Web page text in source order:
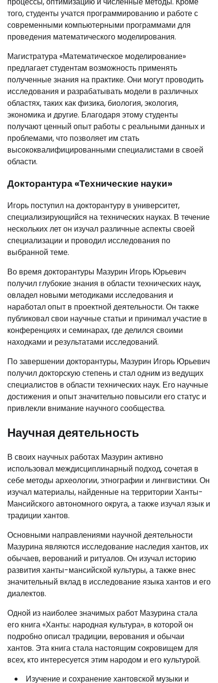
того, студенты учатся программированию и работе с
современными компьютерными программами для
проведения математического моделирования.
Магистратура «Математическое моделирование»
предлагает студентам возможность применять
полученные знания на практике. Они могут проводить
исследования и разрабатывать модели в различных
областях, таких как физика, биология, экология,
экономика и другие. Благодаря этому студенты
получают ценный опыт работы с реальными данных и
проблемами, что позволяет им стать
высококвалифицированными специалистами в своей
области.
Докторантура «Технические науки»
Игорь поступил на докторантуру в университет,
специализирующийся на технических науках. В течение
нескольких лет он изучал различные аспекты своей
специализации и проводил исследования по
выбранной теме.
Во время докторантуры Мазурин Игорь Юрьевич
получил глубокие знания в области технических наук,
овладел новыми методиками исследования и
наработал опыт в проектной деятельности. Он также
публиковал свои научные статьи и принимал участие в
конференциях и семинарах, где делился своими
находками и результатами исследований.
По завершении докторантуры, Мазурин Игорь Юрьевич
получил докторскую степень и стал одним из ведущих
специалистов в области технических наук. Его научные
достижения и опыт значительно повысили его статус и
привлекли внимание научного сообщества.
Научная деятельность
В своих научных работах Мазурин активно
использовал междисциплинарный подход, сочетая в
себе методы археологии, этнографии и лингвистики. Он
изучал материалы, найденные на территории Ханты-
Мансийского автономного округа, а также изучал язык и
традиции хантов.
Основными направлениями научной деятельности
Мазурина являются исследование наследия хантов, их
обычаев, верований и ритуалов. Он изучал историю
развития ханты-мансийской культуры, а также внес
значительный вклад в исследование языка хантов и его
диалектов.
Одной из наиболее значимых работ Мазурина стала
его книга «Ханты: народная культура», в которой он
подробно описал традиции, верования и обычаи
хантов. Эта книга стала настоящим сокровищем для
всех, кто интересуется этим народом и его культурой.
Изучение и сохранение хантовской музыки и